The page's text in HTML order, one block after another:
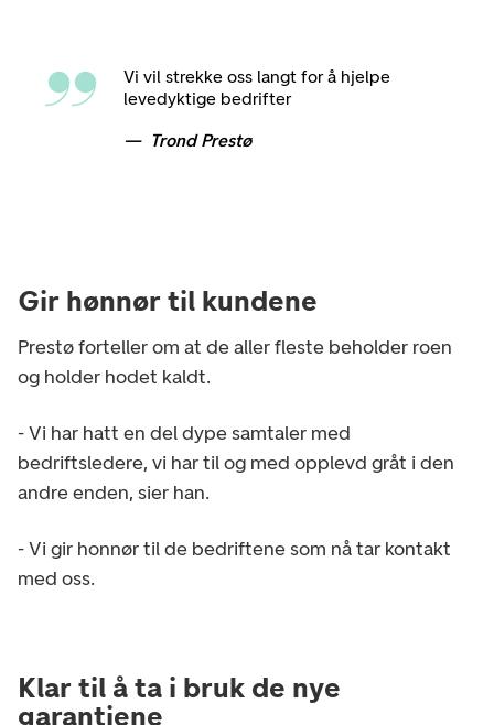
Vi vil strekke oss langt for å hjelpe
levedyktige bedrifter
Trond Prestø
Gir hønnør til kundene
Prestø forteller om at de aller fleste beholder roen
og holder hodet kaldt.
- Vi har hatt en del dype samtaler med
bedriftsledere, vi har til og med opplevd gråt i den
andre enden, sier han.
- Vi gir honnør til de bedriftene som nå tar kontakt
med oss.
Klar til å ta i bruk de nye
garantiene